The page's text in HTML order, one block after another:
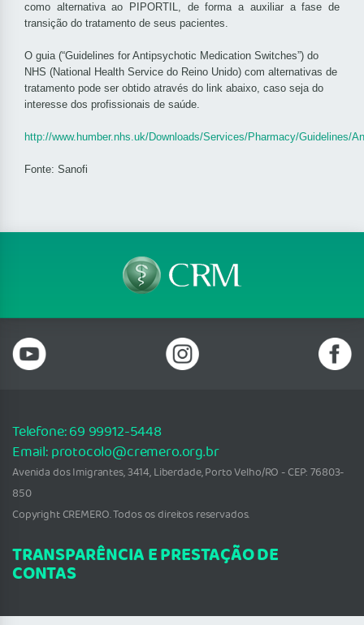
como alternativa ao PIPORTIL, de forma a auxiliar a fase de
transição do tratamento de seus pacientes.
O guia (“Guidelines for Antipsychotic Medication Switches”) do
NHS (National Health Service do Reino Unido) com alternativas de
tratamento pode ser obtido através do link abaixo, caso seja do
interesse dos profissionais de saúde.
http://www.humber.nhs.uk/Downloads/Services/Pharmacy/Guidelines/
Fonte: Sanofi
Telefone: 69 99912-5448
Email: protocolo@cremero.org.br
Avenida dos Imigrantes, 3414, Liberdade, Porto Velho/RO - CEP: 76803-
850
Copyright CREMERO. Todos os direitos reservados.
TRANSPARÊNCIA E PRESTAÇÃO DE
CONTAS